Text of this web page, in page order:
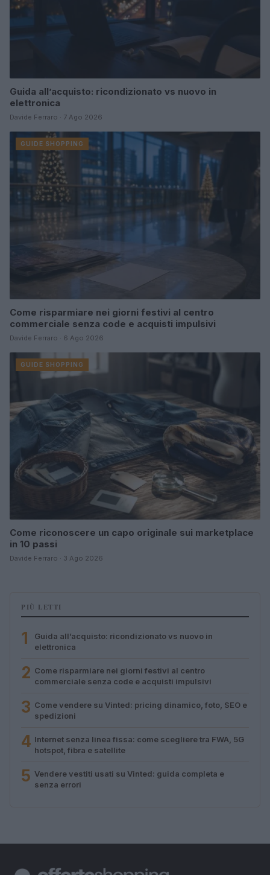
Guida all’acquisto: ricondizionato vs nuovo in
elettronica
Davide Ferraro · 7 Ago 2026
GUIDE SHOPPING
Come risparmiare nei giorni festivi al centro
commerciale senza code e acquisti impulsivi
Davide Ferraro · 6 Ago 2026
GUIDE SHOPPING
Come riconoscere un capo originale sui marketplace
in 10 passi
Davide Ferraro · 3 Ago 2026
PIÙ LETTI
1
Guida all’acquisto: ricondizionato vs nuovo in
elettronica
2 Come risparmiare nei giorni festivi al centro
commerciale senza code e acquisti impulsivi
3 Come vendere su Vinted: pricing dinamico, foto, SEO e
spedizioni
4 Internet senza linea fissa: come scegliere tra FWA, 5G
hotspot, fibra e satellite
5 Vendere vestiti usati su Vinted: guida completa e
senza errori